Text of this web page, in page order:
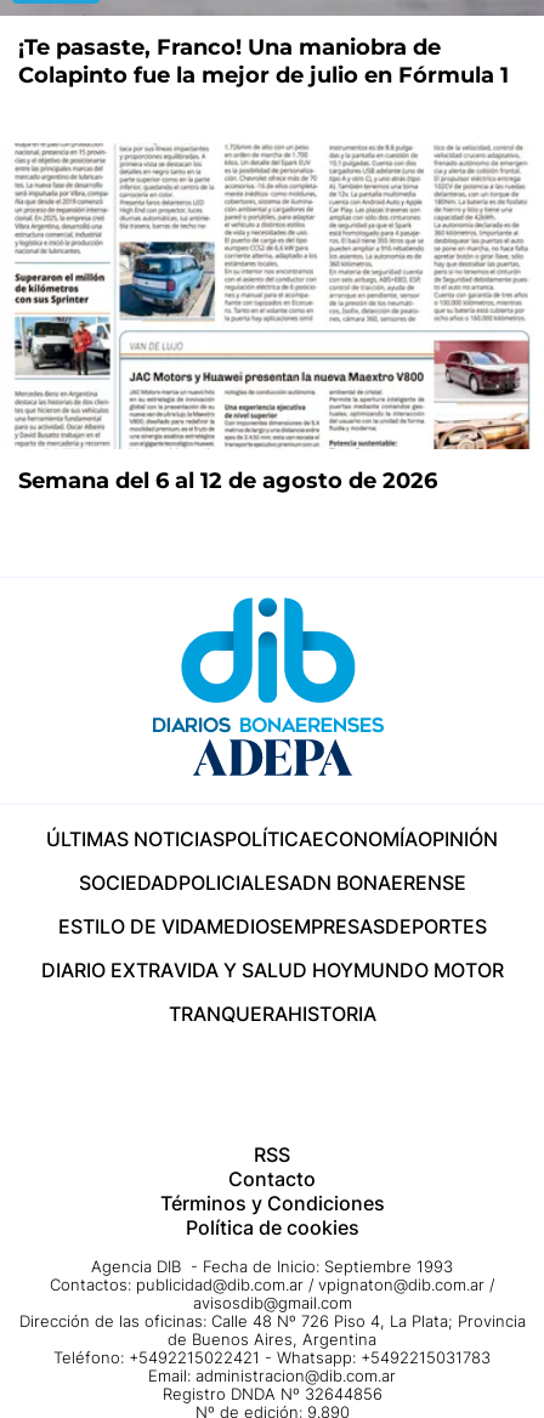
¡Te pasaste, Franco! Una maniobra de
Colapinto fue la mejor de julio en Fórmula 1
Semana del 6 al 12 de agosto de 2026
ÚLTIMAS NOTICIASPOLÍTICAECONOMÍAOPINIÓN
SOCIEDADPOLICIALESADN BONAERENSE
ESTILO DE VIDAMEDIOSEMPRESASDEPORTES
DIARIO EXTRAVIDA Y SALUD HOYMUNDO MOTOR
TRANQUERAHISTORIA
RSS
Contacto
Términos y Condiciones
Política de cookies
Agencia DIB - Fecha de Inicio: Septiembre 1993
Contactos: publicidad@dib.com.ar / vpignaton@dib.com.ar /
avisosdib@gmail.com
Dirección de las oficinas: Calle 48 Nº 726 Piso 4, La Plata; Provincia
de Buenos Aires, Argentina
Teléfono: +5492215022421 - Whatsapp: +5492215031783
Email: administracion@dib.com.ar
Registro DNDA Nº 32644856
Nº de edición: 9.890